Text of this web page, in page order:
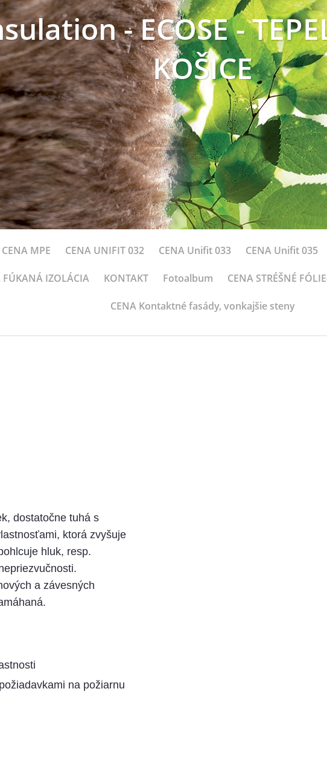
- ECOSE -
KOŠICE
CENA MPE CENA UNIFIT 032 CENA Unifit 033 CENA Unifit 035
FÚKANÁ IZOLÁCIA KONTAKT Fotoalbum CENA STRÉŠNÉ
CENA Kontaktné fasády, vonkajšie steny
dostatočne tuhá s
ktorá zvyšuje
hluk, resp.
a závesných
na požiarnu